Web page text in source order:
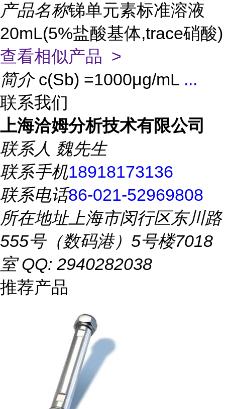
产品名称锑单元素标准溶液
20mL(5%盐酸基体,trace硝酸)
查看相似产品 >
简介 c(Sb) =1000μg/mL ...
联系我们
上海洽姆分析技术有限公司
联系人 魏先生
联系手机18918173136
联系电话86-021-52969808
所在地址上海市闵行区东川路
555号（数码港）5号楼7018
室 QQ: 2940282038
推荐产品